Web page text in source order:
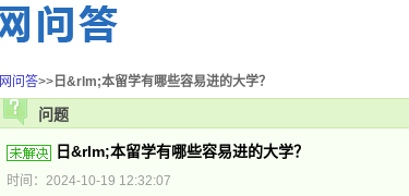
网问答>> 日&rlm;本留学有哪些容易进的大学？
问题
日&rlm;本留学有哪些容易进的大学？
时间：2024-10-19 12:32:07